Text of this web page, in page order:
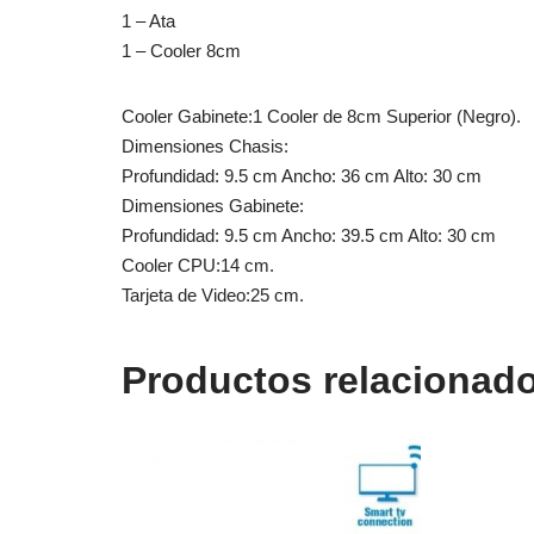
1 – Ata
1 – Cooler 8cm
Cooler Gabinete:1 Cooler de 8cm Superior (Negro).
Dimensiones Chasis:
Profundidad: 9.5 cm Ancho: 36 cm Alto: 30 cm
Dimensiones Gabinete:
Profundidad: 9.5 cm Ancho: 39.5 cm Alto: 30 cm
Cooler CPU:14 cm.
Tarjeta de Video:25 cm.
Productos